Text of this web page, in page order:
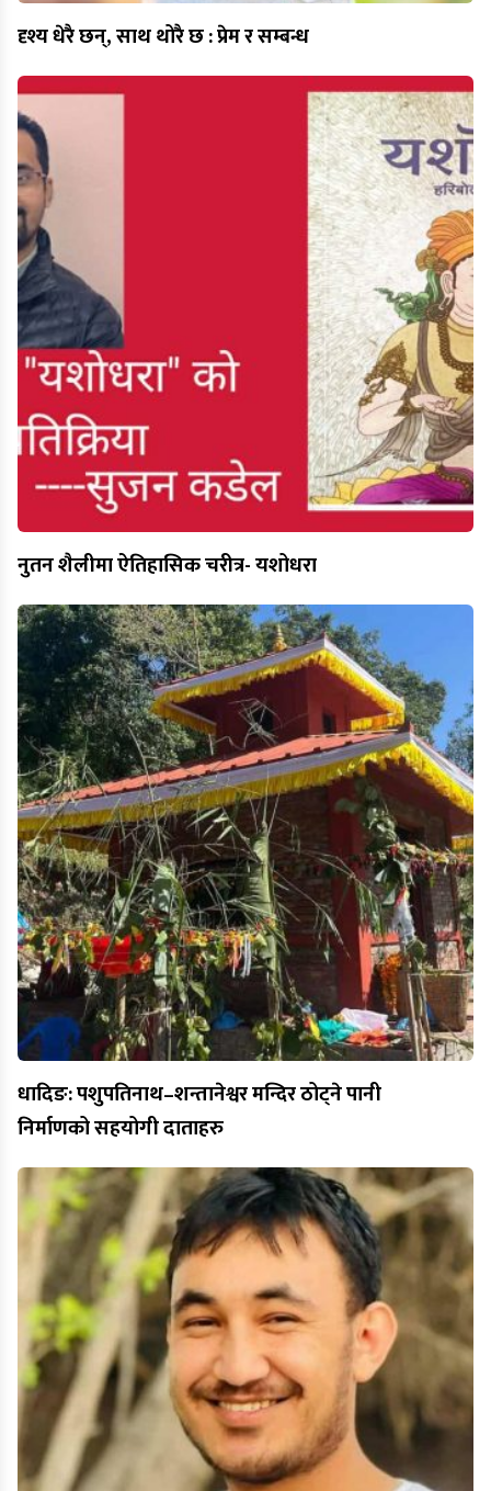
दृश्य धेरै छन्, साथ थोरै छ : प्रेम र सम्बन्ध
नुतन शैलीमा ऐतिहासिक चरीत्र- यशोधरा
धादिङ: पशुपतिनाथ–शन्तानेश्वर मन्दिर ठोट्ने पानी
निर्माणको सहयोगी दाताहरु